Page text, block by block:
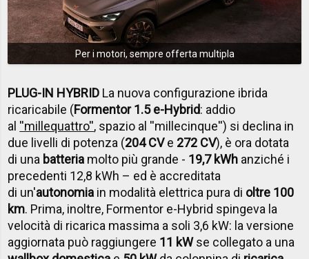
Per i motori, sempre offerta multipla
PLUG-IN HYBRID La nuova configurazione ibrida
ricaricabile (Formentor 1.5 e-Hybrid: addio
al ''millequattro'', spazio al ''millecinque'') si declina in
due livelli di potenza (204 CVe 272 CV), è ora dotata
di una batteria molto più grande - 19,7 kWh anziché i
precedenti 12,8 kWh – ed è accreditata
di un'autonomia in modalità elettrica pura di oltre 100
km. Prima, inoltre, Formentor e-Hybrid spingeva la
velocità di ricarica massima a soli 3,6 kW: la versione
aggiornata può raggiungere 11 kWse collegato a una